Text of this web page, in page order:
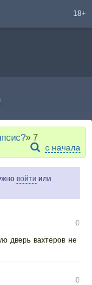
18+
» 7
с начала
войти или
0
дверь вахтеров не
0